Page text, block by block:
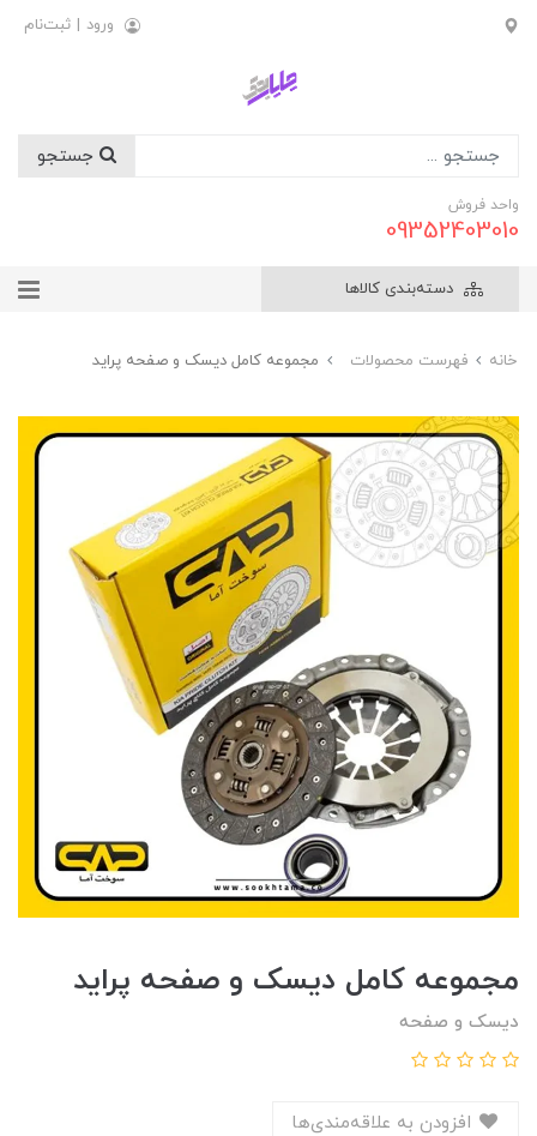
ورود | ثبت‌نام
واحد فروش
09352403010
دسته‌بندی کالاها
خانه فهرست محصولات مجموعه کامل ديسک و صفحه پرايد
مجموعه کامل ديسک و صفحه پرايد
دیسک و صفحه